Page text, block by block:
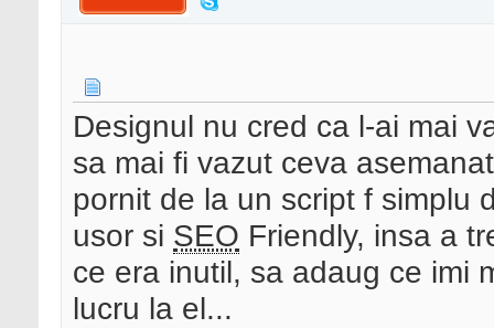
Designul nu cred ca l-ai mai
sa mai fi vazut ceva
pornit de la un script f simplu
usor si SEO Friendly, insa a
ce era inutil, sa adaug ce imi
lucru la el...